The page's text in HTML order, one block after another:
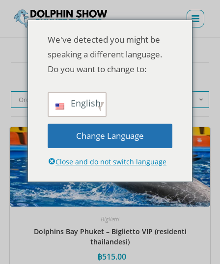
Ordinamento predefinito
Biglietti
Dolphins Bay Phuket – Biglietto VIP (residenti
thailandesi)
฿515.00
We've detected you might be
speaking a different language.
Do you want to change to:
English
Change Language
Close and do not switch language